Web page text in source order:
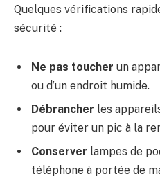
Quelques vérifications
sécurité :
Ne pas toucher un
ou d’un endroit humide.
Débrancher les
pour éviter un pic à la
Conserver lampes de
téléphone à portée de